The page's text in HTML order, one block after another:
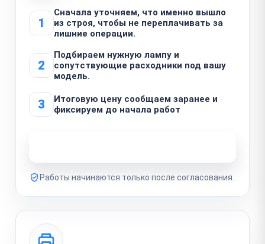
1
Сначала уточняем, что именно вышло
из строя, чтобы не переплачивать за
лишние операции.
2
Подбираем нужную лампу и
сопутствующие расходники под вашу
модель.
3
Итоговую цену сообщаем заранее и
фиксируем до начала работ
Работы начинаются только после согласования.